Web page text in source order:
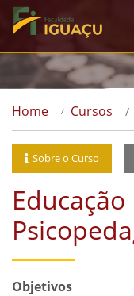
Home Cursos
Sobre o Curso
Objetivos